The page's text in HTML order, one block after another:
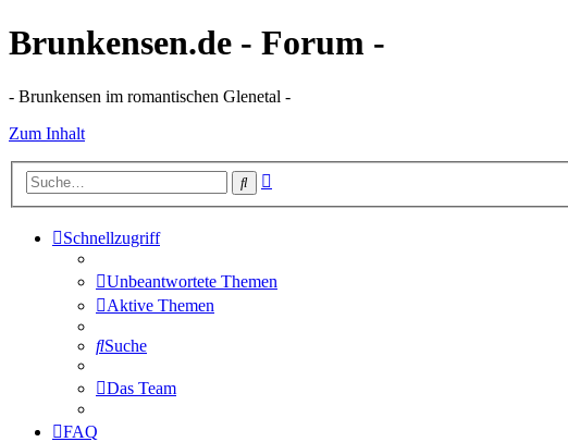
Brunkensen.de - Forum -
- Brunkensen im romantischen Glenetal -
Zum Inhalt
Suche
Schnellzugriff
Unbeantwortete Themen
Aktive Themen
Suche
Das Team
FAQ